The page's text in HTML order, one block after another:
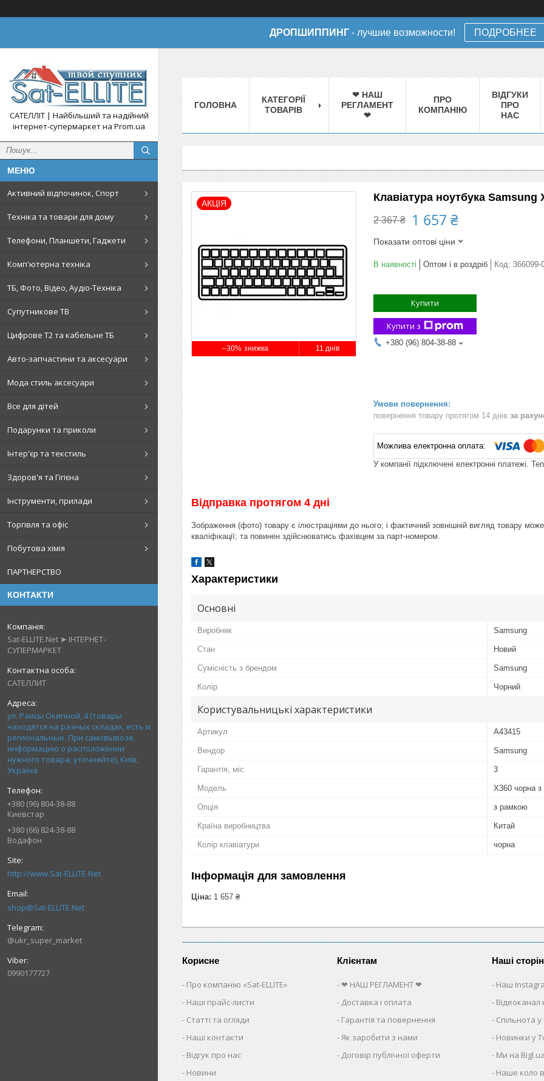
ДРОПШИППИНГ - лучшие возможности! ПОДРОБНЕЕ
САТЕЛЛІТ | Найбільший та надійний
інтернет-супермаркет на Prom.ua
Активний відпочинок, Спорт
Техніка та товари для дому
Телефони, Планшети, Гаджети
Комп'ютерна техніка
ТБ, Фото, Відео, Аудіо-Техніка
Супутникове ТВ
Цифрове Т2 та кабельне ТБ
Авто-запчастини та аксесуари
Мода стиль аксесуари
Все для дітей
Подарунки та приколи
Інтер'єр та текстиль
Здоров'я та Гігієна
Інструменти, прилади
Торгівля та офіс
Побутова хімія
ПАРТНЕРСТВО
КОНТАКТИ
Sat-ELLITE.Net ➤ ІНТЕРНЕТ-
СУПЕРМАРКЕТ
САТЕЛЛИТ
ул. Раисы Окипной, 4 (товары
находятся на разных складах, есть и
региональные. При самовывозе,
информацию о расположении
нужного товара, уточняйте), Київ,
Україна
+380 (96) 804-38-88
Киевстар
+380 (66) 824-38-88
Водафон
http://www.Sat-ELLITE.Net
shop@Sat-ELLITE.Net
@ukr_super_market
0990177727
ГОЛОВНА
КАТЕГОРІЇ
ТОВАРІВ
❤ НАШ
РЕГЛАМЕНТ
❤
ПРО
КОМПАНІЮ
ВІДГУКИ
ПРО
НАС
–30% 11 днів
АКЦІЯ Клавіатура ноутбука
2 367 ₴ 1 657 ₴
Показати оптові ціни
В наявності Оптом і в роздріб Код: 366099-
Купити
Купити з
+380 (96) 804-38-88
повернення товару протягом 14 днів за
У компанії підключені електронні платежі.
Відправка протягом 4 дні
Зображення (фото) товару є ілюстраціями до нього; і фактичний зовнішній вигляд товару може
кваліфікації; та повинен здійснюватись фахівцем за парт-номером.
Характеристики
Основні
Виробник Samsung
Стан Новий
Сумісність з брендом Samsung
Колір Чорний
Користувальницькі характеристики
Артикул A43415
Вендор Samsung
Гарантія, міс 3
Мoдель X360 чорна
Опція з рамкою
Країна виробництва Китай
Колір клавіатури чорна
Інформація для замовлення
Ціна: 1 657 ₴
Корисне
Про компанію «Sat-ELLITE»
Наші прайс-листи
Статті та огляди
Наші контакти
Відгук про нас
Новини
Клієнтам
❤ НАШ РЕГЛАМЕНТ ❤
Доставка і оплата
Гарантія та повернення
Як заробити з нами
Договір публічної оферти
Наші
Наш
Спільнота
Новинки у
Ми на Bigl.ua
Наше коло